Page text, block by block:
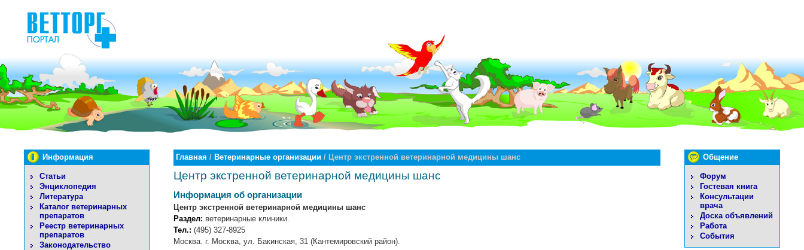
Информация
Статьи
Энциклопедия
Литература
Каталог ветеринарных
препаратов
Реестр ветеринарных
препаратов
Законодательство
Общение
Форум
Гостевая книга
Консультации
врача
Доска объявлений
Работа
События
Главная / Ветеринарные организации / Центр экстренной ветеринарной медицины шанс
Центр экстренной ветеринарной медицины шанс
Информация об организации
Центр экстренной ветеринарной медицины шанс
Раздел: ветеринарные клиники.
Тел.: (495) 327-8925
Москва. г. Москва, ул. Бакинская, 31 (Кантемировский район).